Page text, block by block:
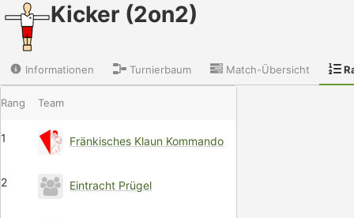
Kicker (2on2)
Informationen Turnierbaum Match-Übersicht
Rang Team
1 Fränkisches Klaun Kommando
2 Eintracht Prügel